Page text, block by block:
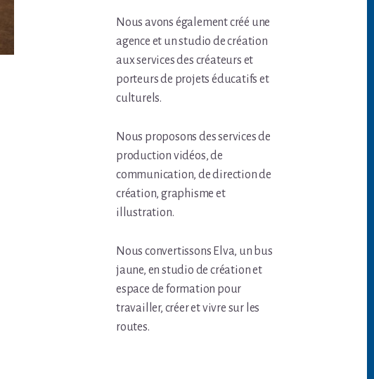
Nous avons également créé une
agence et un studio de création
aux services des créateurs et
porteurs de projets éducatifs et
culturels.
Nous proposons des services de
production vidéos, de
communication, de direction de
création, graphisme et
illustration.
Nous convertissons Elva, un bus
jaune, en studio de création et
espace de formation pour
travailler, créer et vivre sur les
routes.